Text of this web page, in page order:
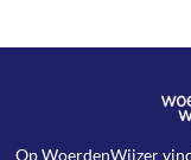
Op WoerdenWijzer